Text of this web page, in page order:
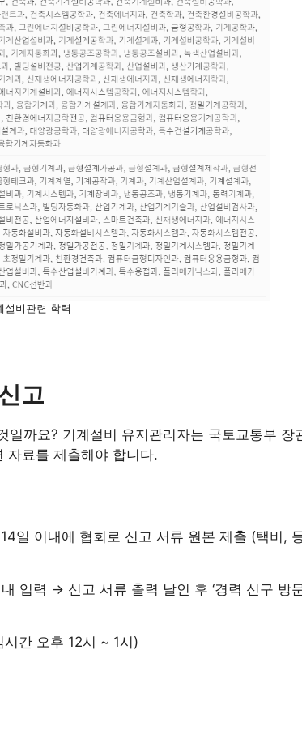
설비관련 학력
고
까요? 기계설비 유지관리자는 국토교통부 장
자료를 제출해야 합니다.
일 이내에 협회로 신고 서류 원본 제출 (택비,
입력 → 신고 서류 출력 날인 후 ‘경력 신구 방
간 오후 12시 ~ 1시)